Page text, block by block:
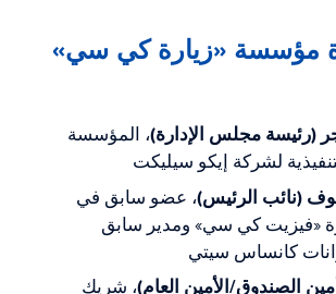
مؤسسة «زيارة كي سي»
(رئيسة مجلس الإدارة)، المؤسسة
لشركة إيكو سيليكت
(نائب الرئيس)، عضو سابق في
«فيزيت كي سي» ومدير سابق
كانساس سيتي
الصندوق/الأمين العام)، شريك